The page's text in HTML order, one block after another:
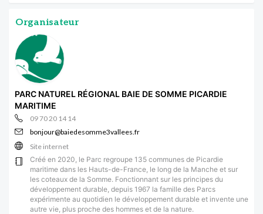
Organisateur
PARC NATUREL RÉGIONAL BAIE DE SOMME PICARDIE
MARITIME
09 70 20 14 14
bonjour@baiedesomme3vallees.fr
Site internet
Créé en 2020, le Parc regroupe 135 communes de Picardie
maritime dans les Hauts-de-France, le long de la Manche et sur
les coteaux de la Somme. Fonctionnant sur les principes du
développement durable, depuis 1967 la famille des Parcs
expérimente au quotidien le développement durable et invente une
autre vie, plus proche des hommes et de la nature.